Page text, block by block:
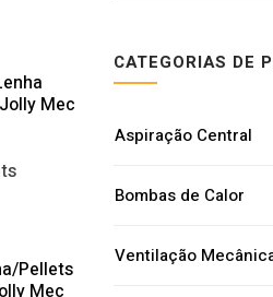
Mec
Pellets
Mec
CATEGORIAS DE
Aspiração Central
Bombas de Calor
Ventilação